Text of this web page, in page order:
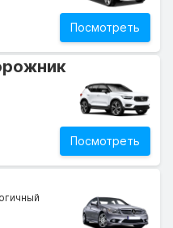
Посмотреть
Посмотреть